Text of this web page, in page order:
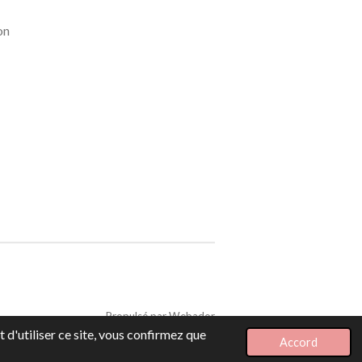
d'utiliser ce site, vous confirmez que Accord
Propulsé parWebador